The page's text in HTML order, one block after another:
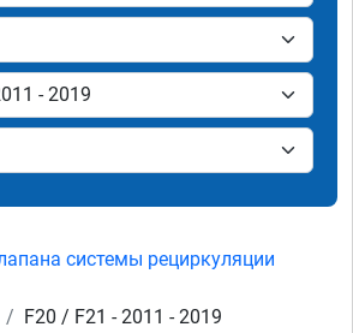
системы рециркуляции
F20 / F21 - 2011 - 2019